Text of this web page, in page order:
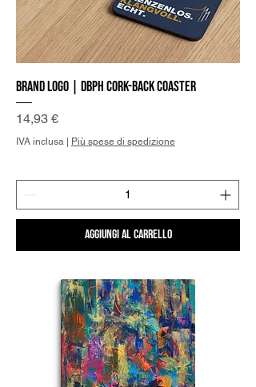
Brand Logo | DBPh Cork-back coaster
Prezzo
14,93 €
IVA inclusa | Più spese di spedizione
Aggiungi al carrello